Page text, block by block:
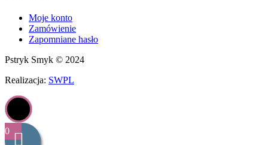
Moje konto
Zamówienie
Zapomniane hasło
Pstryk Smyk © 2024
Realizacja: SWPL
0